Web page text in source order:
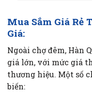
Mua Sắm Giá Rẻ
Giá:
Ngoài chợ đêm, Hàn
giá lớn, với mức giá
thương hiệu. Một số
biến: